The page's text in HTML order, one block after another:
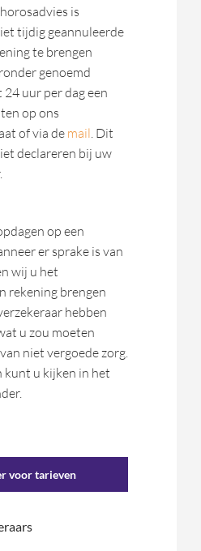
is
tijdig geannuleerde
te brengen
genoemd
uur per dag een
op ons
of via de mail . Dit
declareren bij uw
op een
er sprake is van
wij u het
rekening brengen
hebben
u zou moeten
niet vergoede zorg.
kunt u kijken in het
voor tarieven